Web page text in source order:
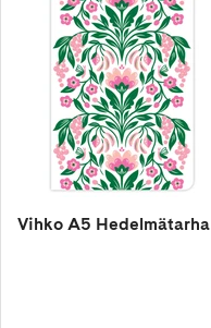
Vihko A5 Hedelmätarha